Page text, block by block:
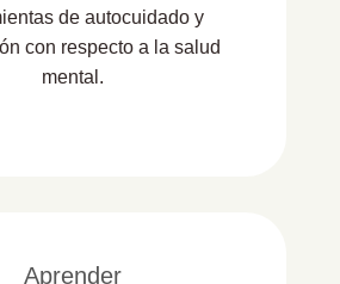
de autocuidado y
con respecto a la salud
mental.
Aprender